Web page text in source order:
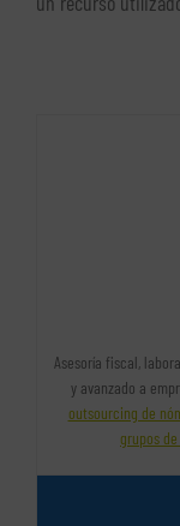
Asesoría fiscal,
y avanzado a
outsourcing de
grupos